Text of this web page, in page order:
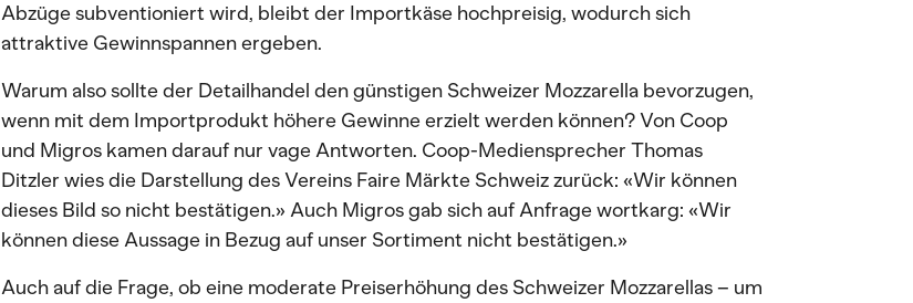
Abzüge subventioniert wird, bleibt der Importkäse hochpreisig, wodurch sich
attraktive Gewinnspannen ergeben.
Warum also sollte der Detailhandel den günstigen Schweizer Mozzarella bevorzugen,
wenn mit dem Importprodukt höhere Gewinne erzielt werden können? Von Coop
und Migros kamen darauf nur vage Antworten. Coop-Mediensprecher Thomas
Ditzler wies die Darstellung des Vereins Faire Märkte Schweiz zurück: «Wir können
dieses Bild so nicht bestätigen.» Auch Migros gab sich auf Anfrage wortkarg: «Wir
können diese Aussage in Bezug auf unser Sortiment nicht bestätigen.»
Auch auf die Frage, ob eine moderate Preiserhöhung des Schweizer Mozzarellas – um